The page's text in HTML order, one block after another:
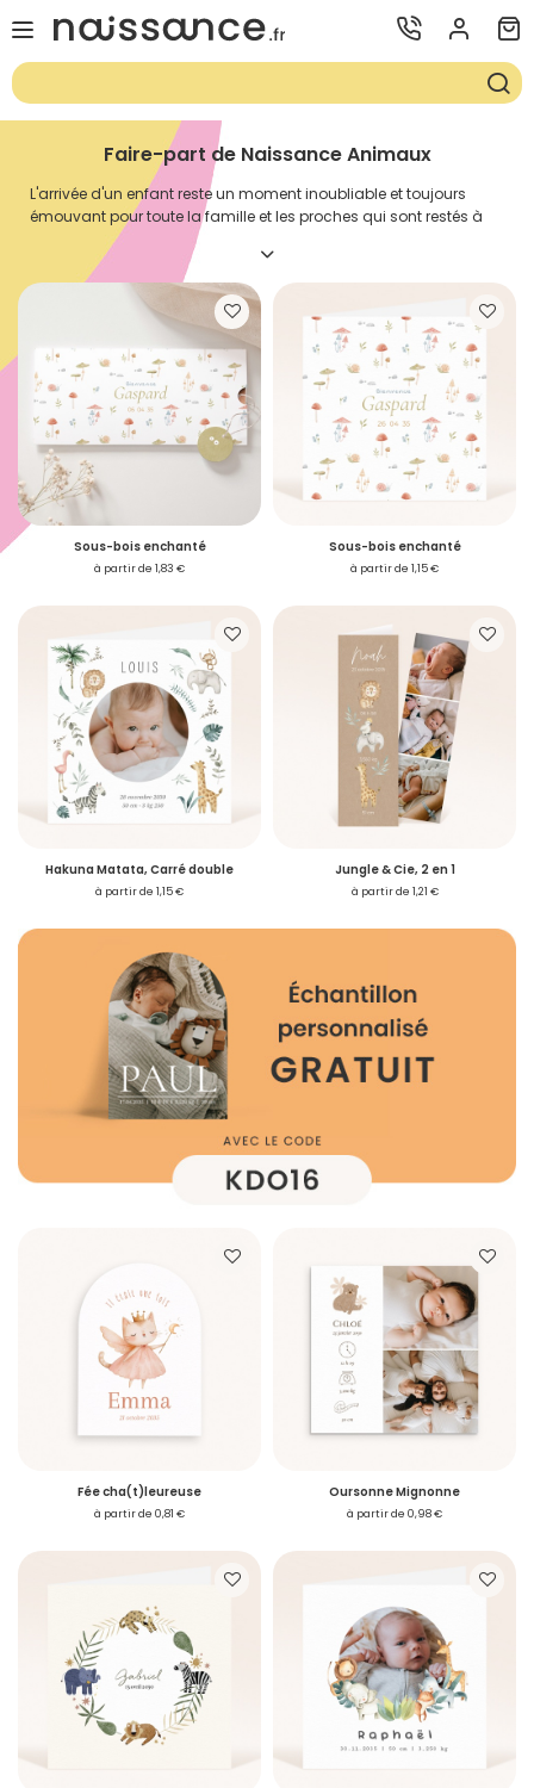
Faire-part de Naissance Animaux
L'arrivée d'un enfant reste un moment inoubliable et toujours
émouvant pour toute la famille et les proches qui sont restés à
vos côtés pendant neuf mois. C'est surtout un événement que
tous les parents ont envie de partager avec leur entourage
familial et leur cercle d'amis par le biais d'unfaire-part de
garçon ou d'un faire-part de
selon le
sexe de bébé. Peu importe que tout le monde soit déjà au
courant, le faire-part de naissance reste d'usage ! Bien que
grâce aux réseaux sociaux on peut partager tous types
d'informations rapidement, la tradition reste la tradition ! Afin de
vous aider dans la réalisation de votre faire-part de naissance
animaux, nous vous prodiguons quelques conseils pour le
rendre parfait et émerveiller tout votre entourage qui attend avec
impatience des nouvelles de bébé.
Sous-bois enchanté
à partir de 1,83 €
Sous-bois enchanté
à partir de 1,15 €
Hakuna Matata, Carré double
à partir de 1,15 €
Jungle & Cie, 2 en 1
à partir de 1,21 €
Fée cha(t)leureuse
à partir de 0,81 €
Oursonne Mignonne
à partir de 0,98 €